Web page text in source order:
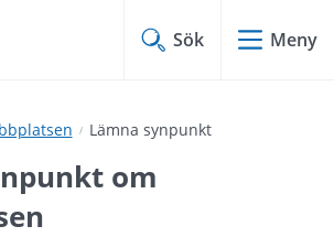
Sök Meny
Lämna synpunkt
om